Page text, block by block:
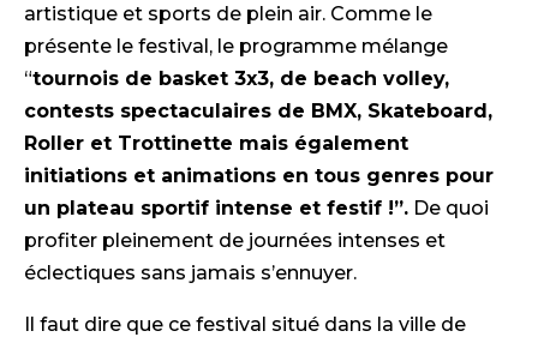
artistique et sports de plein air. Comme le
présente le festival, le programme mélange
“tournois de basket 3x3, de beach volley,
contests spectaculaires de BMX, Skateboard,
Roller et Trottinette mais également
initiations et animations en tous genres pour
un plateau sportif intense et festif !”. De quoi
profiter pleinement de journées intenses et
éclectiques sans jamais s’ennuyer.
Il faut dire que ce festival situé dans la ville de